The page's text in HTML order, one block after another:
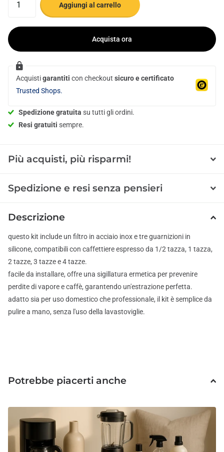
Aggiungi al carrello
Acquista ora
Acquistigarantiti con checkout sicuro e certificato
Trusted Shops.
Spedizione gratuita su tutti gli ordini.
Resi gratuiti sempre.
Più acquisti, più risparmi!
Spedizione e resi senza pensieri
Descrizione
questo kit include un filtro in acciaio inox e tre guarnizioni in
silicone, compatibili con caffettiere espresso da 1/2 tazza, 1 tazza,
2 tazze, 3 tazze e 4 tazze.
facile da installare, offre una sigillatura ermetica per prevenire
perdite di vapore e caffè, garantendo un'estrazione perfetta.
adatto sia per uso domestico che professionale, il kit è semplice da
pulire a mano, senza l'uso della lavastoviglie.
Potrebbe piacerti anche